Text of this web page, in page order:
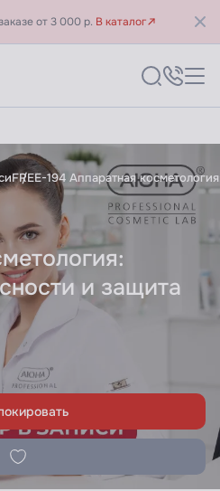
от 3 000 р. В каталог
FREE-194 Аппаратная
и защита